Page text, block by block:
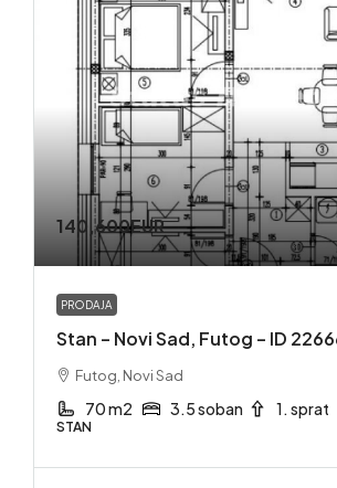
140,600EUR
PRODAJA
Stan – Novi Sad, Futog – ID
Futog, Novi Sad
70 m2 3.5 soban 1. sprat
STAN